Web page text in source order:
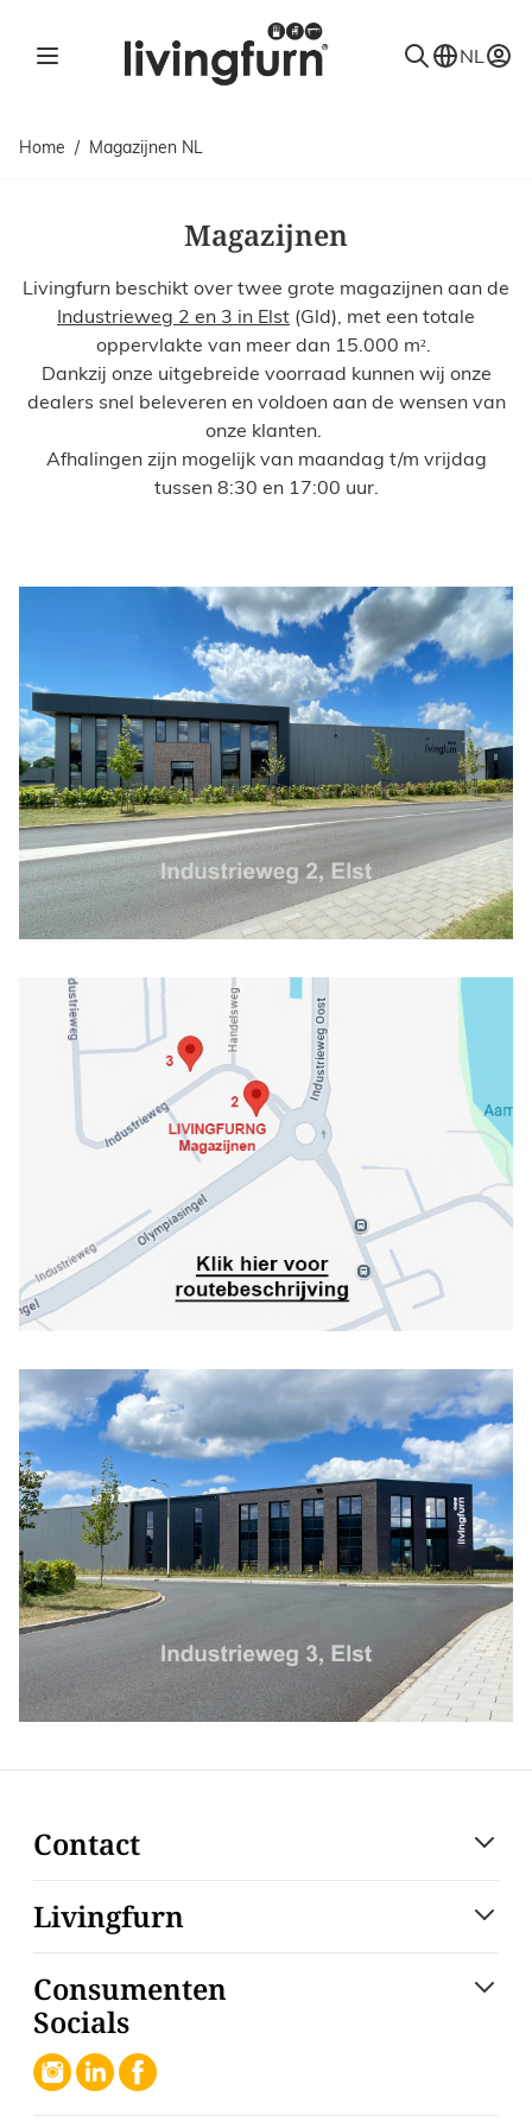
NL
Home / Magazijnen NL
Magazijnen
Livingfurn beschikt over twee grote magazijnen aan de
Industrieweg 2 en 3 in Elst (Gld), met een totale
oppervlakte van meer dan 15.000 m²
Dankzij onze uitgebreide voorraad kunnen wij onze
dealers snel beleveren en voldoen aan de wensen van
onze klanten.
Afhalingen zijn mogelijk van maandag t/m vrijdag
tussen 8:30 en 17:00 uur.
Contact
Livingfurn
Consumenten
Socials